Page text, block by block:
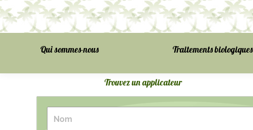
Qui sommes-nous Traitements biologiques
Trouvez un applicateur